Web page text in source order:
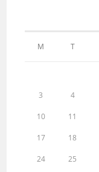
M T
3 4
10 11
17 18
24 25